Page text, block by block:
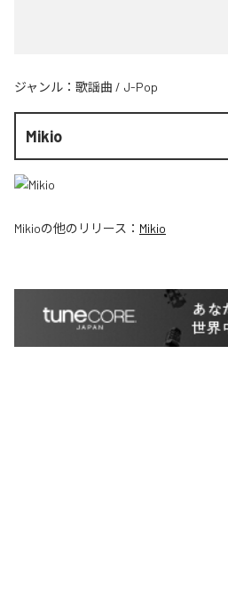
ジャンル： 歌謡曲 / J-Pop
Mikio
Mikioの他のリリース： Mikio